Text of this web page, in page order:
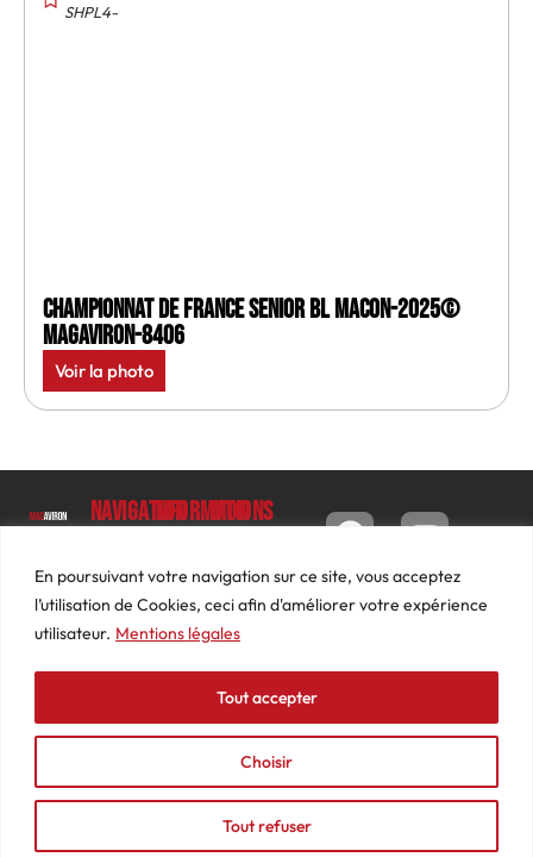
En poursuivant votre navigation sur ce site, vous acceptez
l’utilisation de Cookies, ceci afin d'améliorer votre expérience
utilisateur. Mentions légales
Choisir
Tout refuser
Tout accepter
SHPL4-
Championnat de France senior BL Macon-2025©
MagAviron-8406
Voir la photo
Luc
Barbier
69640
74
87
contact@mediasaviron.fr
Navigation
Le
Magazine
Photos
Actualités
Podcasts
Informations
Conditions
générales
de ventes
Mentions
légales
Mon
Tableau
de bord
Commandes
Adresses
Détails
du
compte